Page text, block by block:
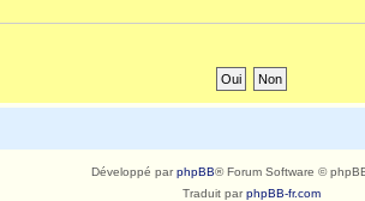
Développé parphpBB® Forum Software ©
Traduit parphpBB-fr.com